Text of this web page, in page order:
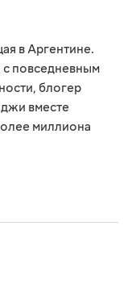
в Аргентине.
с повседневным
блогер
вместе
миллиона